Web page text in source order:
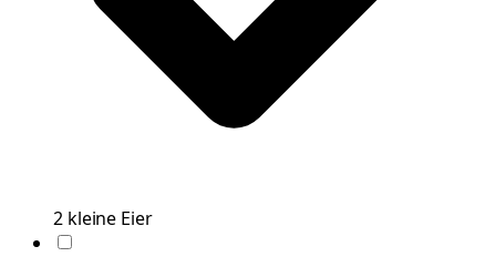
2 kleine Eier